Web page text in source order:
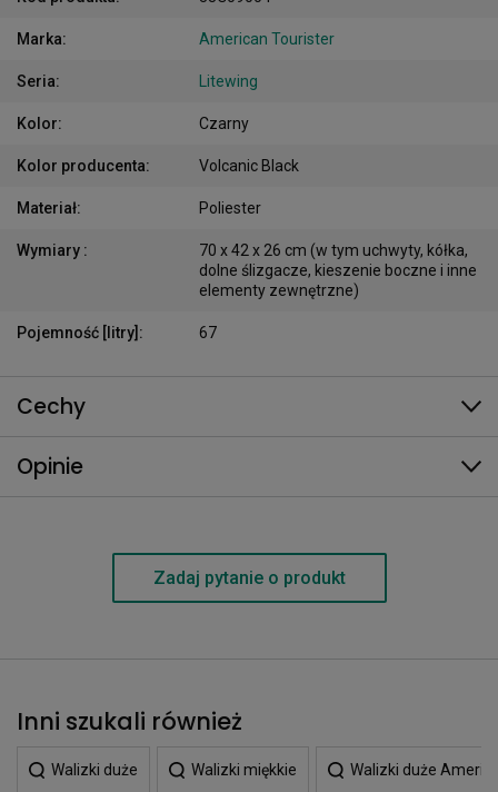
Marka: American Tourister
Seria: Litewing
Kolor: Czarny
Kolor producenta: Volcanic Black
Materiał: Poliester
Wymiary :
70 x 42 x 26 cm (w tym uchwyty, kółka,
dolne ślizgacze, kieszenie boczne i inne
elementy zewnętrzne)
Pojemność [litry] : 67
Cechy
Opinie
Zadaj pytanie o produkt
Inni szukali również
Walizki duże Walizki miękkie Walizki duże